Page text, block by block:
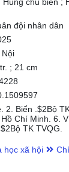
đội nhân dân
Nội
; 21 cm
2. Biển .$2Bộ
Chí Minh. 6.
TK TVQG.
học xã hội